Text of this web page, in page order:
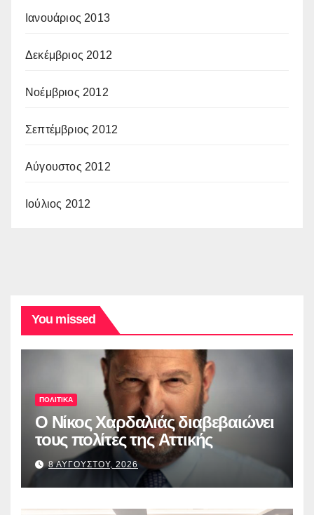
Ιανουάριος 2013
Δεκέμβριος 2012
Νοέμβριος 2012
Σεπτέμβριος 2012
Αύγουστος 2012
Ιούλιος 2012
You missed
ΠΟΛΙΤΙΚΑ
O Νίκος Χαρδαλιάς διαβεβαιώνει
τους πολίτες της Αττικής
8 ΑΥΓΟΥΣΤΟΥ, 2026